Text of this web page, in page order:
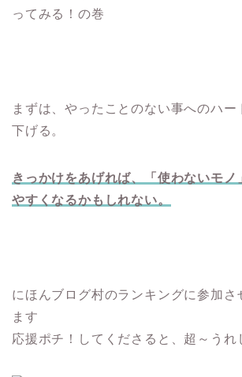
ってみる！の巻
まずは、やったことのない事へのハー
下げる。
きっかけをあげれば、「使わないモノ
やすくなるかもしれない。
にほんブログ村のランキングに参加さ
ます
応援ポチ！してくださると、超～う